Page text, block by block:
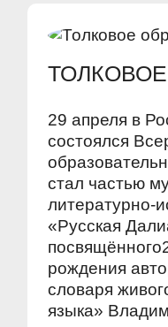
29 апреля в
состоялся
стал частью
литературно-
«Русская
рождения
словаря
языка»